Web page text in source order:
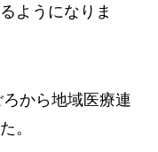
ようになりま
から地域医療連
。